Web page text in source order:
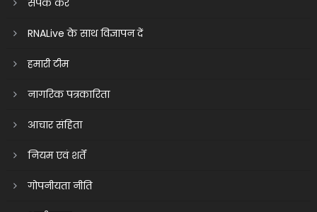
RNALive के साथ विज्ञापन दें
हमारी टीम
नागरिक पत्रकारिता
आचार संहिता
नियम एवं शर्तें
गोपनीयता नीति